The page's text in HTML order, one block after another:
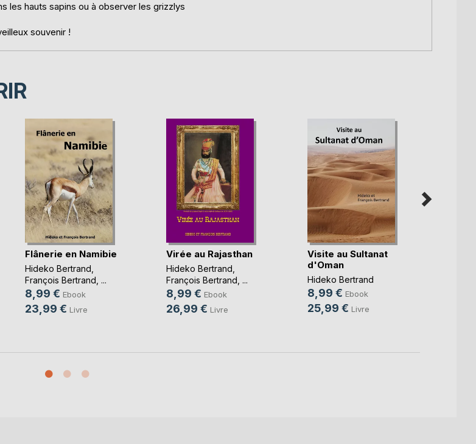
les hauts sapins ou à observer les grizzlys
souvenir !
Flânerie en Namibie
Hideko Bertrand
François Bertrand , ...
8,99 € Ebook
23,99 € Livre
Virée au Rajasthan
Hideko Bertrand
François Bertrand , ...
8,99 € Ebook
26,99 € Livre
Visite au Sultanat
d'Oman
Hideko Bertrand
8,99 € Ebook
25,99 € Livre